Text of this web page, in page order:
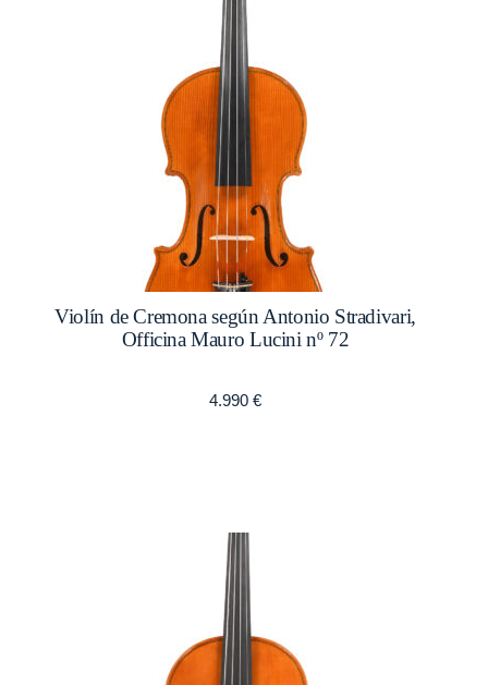
Violín de Cremona según Antonio Stradivari,
Officina Mauro Lucini nº 72
4.990 €